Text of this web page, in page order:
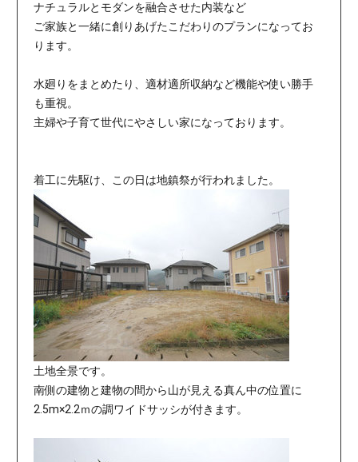
ナチュラルとモダンを融合させた内装など
ご家族と一緒に創りあげたこだわりのプランになってお
ります。
水廻りをまとめたり、適材適所収納など機能や使い勝手
も重視。
主婦や子育て世代にやさしい家になっております。
着工に先駆け、この日は地鎮祭が行われました。
土地全景です。
南側の建物と建物の間から山が見える真ん中の位置に
2.5m×2.2ｍの調ワイドサッシが付きます。